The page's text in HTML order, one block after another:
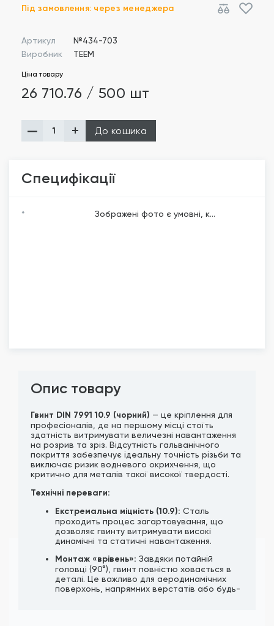
Специфікації
* Зображені фото є умовні, к...
Під замовлення: через менеджера
Артикул
№434-703
Виробник
TEEM
Ціна товару
26 710.76 / 500 шт
До кошика
Опис товару
Гвинт DIN 7991 10.9 (чорний) — це кріплення для
професіоналів, де на першому місці стоїть
здатність витримувати величезні навантаження
на розрив та зріз. Відсутність гальванічного
покриття забезпечує ідеальну точність різьби та
виключає ризик водневого окрихчення, що
критично для металів такої високої твердості.
Технічні переваги:
Екстремальна міцність (10.9): Сталь
проходить процес загартовування, що
дозволяє гвинту витримувати високі
динамічні та статичні навантаження.
Монтаж «врівень»: Завдяки потайній
головці (90°), гвинт повністю ховається в
деталі. Це важливо для аеродинамічних
поверхонь, напрямних верстатів або будь-